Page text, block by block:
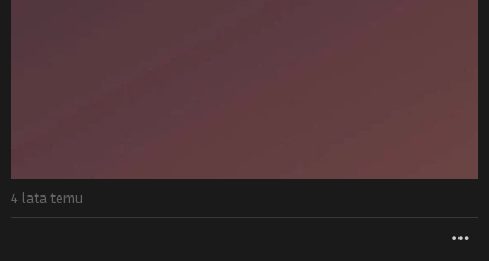
4 lata temu